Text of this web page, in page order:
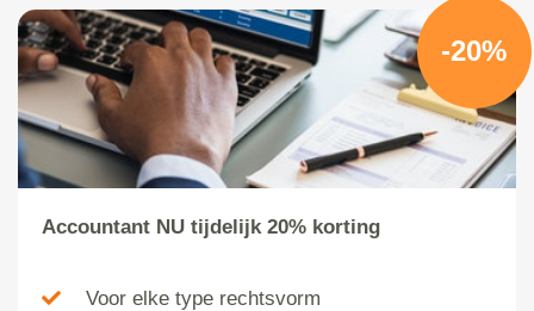
-20%
Accountant NU tijdelijk 20% korting
Voor elke type rechtsvorm